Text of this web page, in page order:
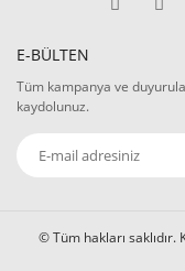
E-BÜLTEN
Tüm kampanya ve
kaydolunuz.
© Tüm hakları